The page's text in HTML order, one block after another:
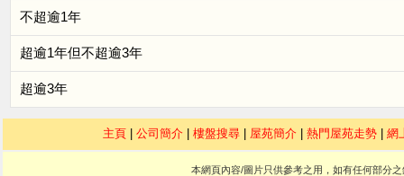
不超逾1年
超逾1年但不超逾3年
超逾3年
主頁 |公司簡介 |樓盤搜尋 屋苑簡介 |熱門屋苑走勢 |網
本網頁內容/圖片只供參考之用，如有任何部分